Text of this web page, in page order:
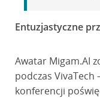
Entuzjastyczne
Awatar Migam.AI
podczas VivaTech
konferencji